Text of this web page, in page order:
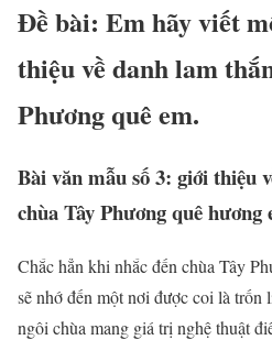
Đề bài: Em hãy viết
thiệu về danh lam
Phương quê em.
Bài văn mẫu số 3: giới thiệu
chùa Tây Phương quê hương
Chắc hẳn khi nhắc đến chùa Tây
sẽ nhớ đến một nơi được coi là
ngôi chùa mang giá trị nghệ thuật